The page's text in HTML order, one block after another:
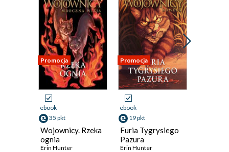
Promocja
ebook
35 pkt
Wojownicy. Rzeka
ognia
Erin Hunter
Promocja
ebook
19 pkt
Furia Tygrysiego
Pazura
Erin Hunter